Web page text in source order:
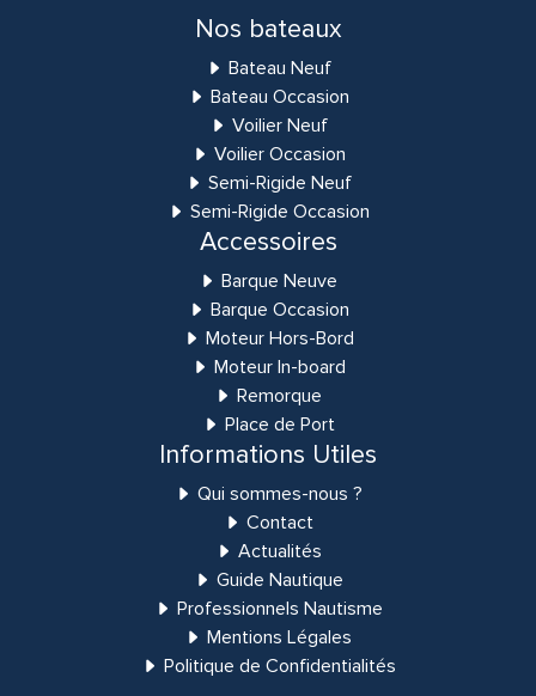
Nos bateaux
Bateau Neuf
Bateau Occasion
Voilier Neuf
Voilier Occasion
Semi-Rigide Neuf
Semi-Rigide Occasion
Accessoires
Barque Neuve
Barque Occasion
Moteur Hors-Bord
Moteur In-board
Remorque
Place de Port
Informations Utiles
Qui sommes-nous ?
Contact
Actualités
Guide Nautique
Professionnels Nautisme
Mentions Légales
Politique de Confidentialités